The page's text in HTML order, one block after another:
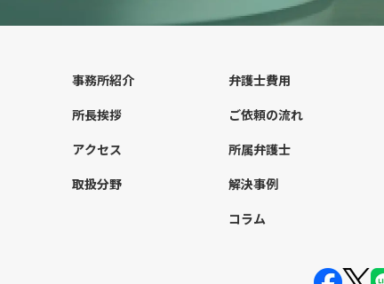
事務所紹介
所長挨拶
アクセス
取扱分野
弁護士費用
ご依頼の流れ
所属弁護士
解決事例
コラム